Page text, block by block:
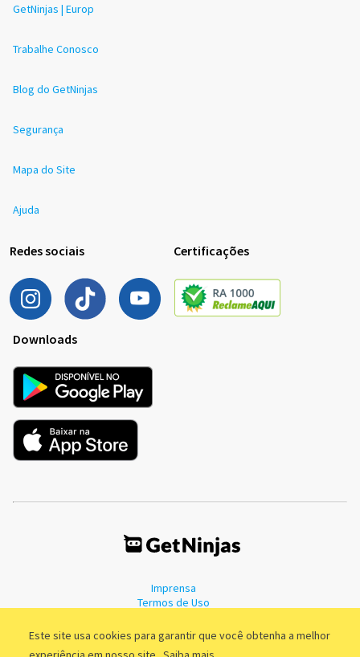
Este site usa cookies para garantir que você obtenha a melhor
GetNinjas | Europ
Trabalhe Conosco
Blog do GetNinjas
Segurança
Mapa do Site
Ajuda
Redes sociais Certificações
Downloads
Imprensa
Termos de Uso